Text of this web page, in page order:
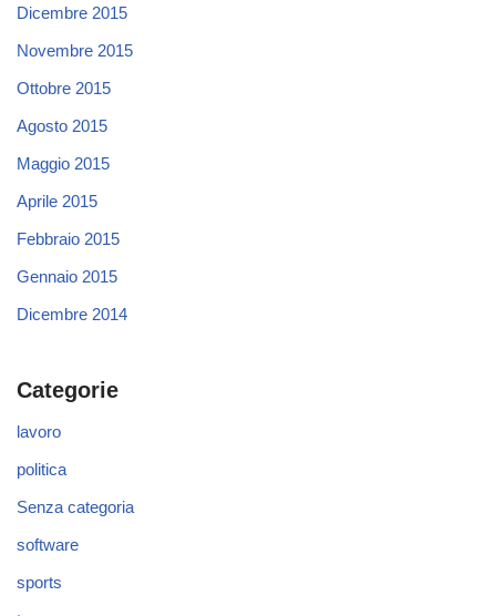
Dicembre 2015
Novembre 2015
Ottobre 2015
Agosto 2015
Maggio 2015
Aprile 2015
Febbraio 2015
Gennaio 2015
Dicembre 2014
Categorie
lavoro
politica
Senza categoria
software
sports